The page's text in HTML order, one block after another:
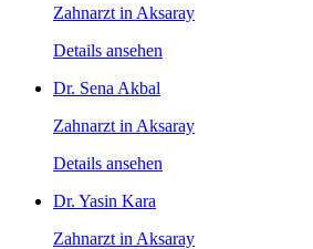
Zahnarzt in Aksaray
Details ansehen
Dr. Sena Akbal
Zahnarzt in Aksaray
Details ansehen
Dr. Yasin Kara
Zahnarzt in Aksaray